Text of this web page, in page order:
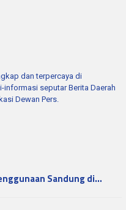
dan terpercaya di
informasi seputar Berita Daerah
Dewan Pers.
Sandung di…